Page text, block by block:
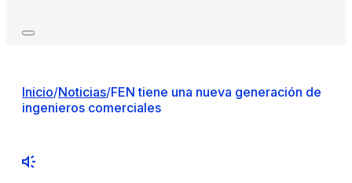
Inicio/Noticias/FEN tiene una nueva generación de
ingenieros comerciales